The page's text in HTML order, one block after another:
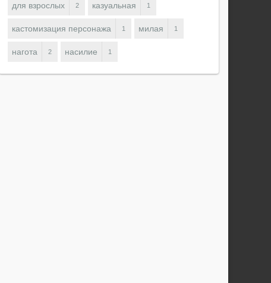
для взрослых 2 казуальная 1
кастомизация персонажа 1 милая 1
нагота 2 насилие 1